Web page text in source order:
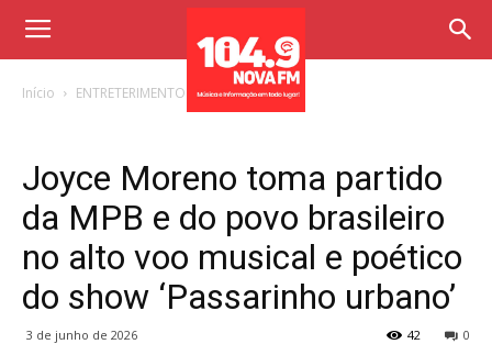
Início ENTRETERIMENTO
Joyce Moreno toma partido
da MPB e do povo brasileiro
no alto voo musical e poético
do show ‘Passarinho urbano’
3 de junho de 2026 0
42